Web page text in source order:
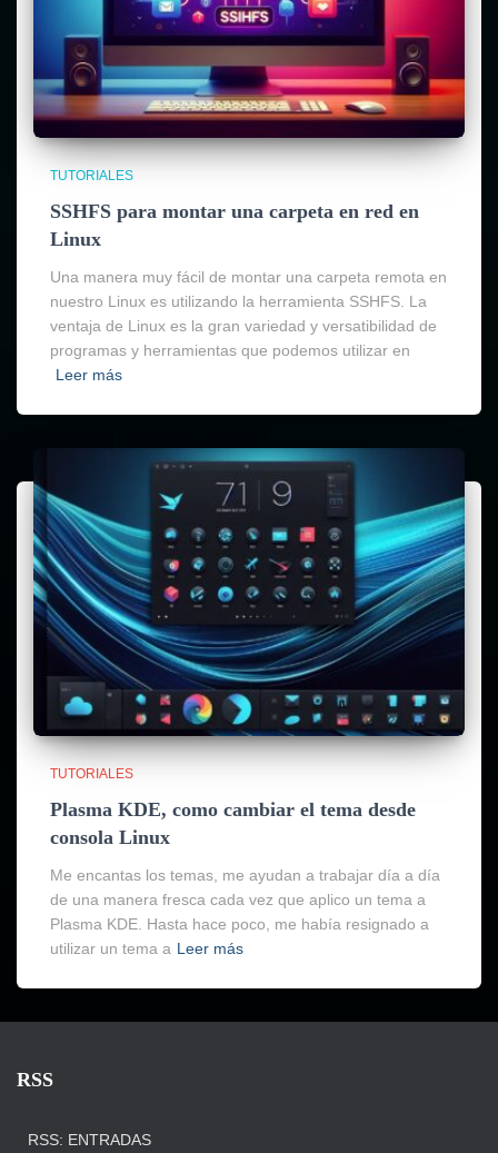
TUTORIALES
SSHFS para montar una carpeta en red en
Linux
Una manera muy fácil de montar una carpeta remota en
nuestro Linux es utilizando la herramienta SSHFS. La
ventaja de Linux es la gran variedad y versatibilidad de
programas y herramientas que podemos utilizar en
Leer más
TUTORIALES
Plasma KDE, como cambiar el tema desde
consola Linux
Me encantas los temas, me ayudan a trabajar día a día
de una manera fresca cada vez que aplico un tema a
Plasma KDE. Hasta hace poco, me había resignado a
utilizar un tema a Leer más
RSS
RSS: ENTRADAS